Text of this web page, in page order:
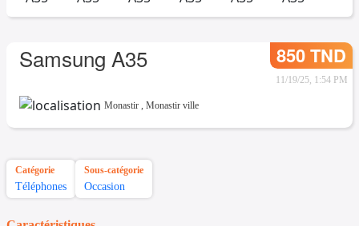
Samsung A35 850 TND
11/19/25, 1:54 PM
Monastir , Monastir ville
Catégorie
Téléphones
Sous-catégorie
Occasion